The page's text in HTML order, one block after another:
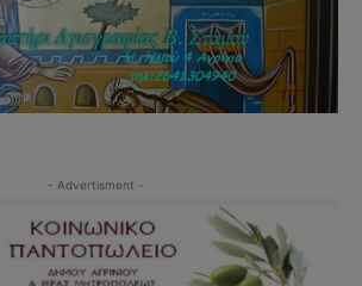
- Advertisment -